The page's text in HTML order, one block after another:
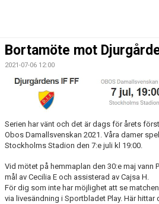
KALENDER
MATCHER
MATCHER & SERIETABELL
Bortamöte mot
2021-07-06 12:00
Serien har vänt och det är dags för årets
Obos Damallsvenskan 2021. Våra damer
Stockholms Stadion den 7:e juli kl 19:00.
Vid mötet på hemmaplan den 30:e maj vann
mål av Cecilia E och assisterad av Cajsa H.
För dig som inte har möjlighet att se
via livesändning i Sportbladet Play. Här hittar